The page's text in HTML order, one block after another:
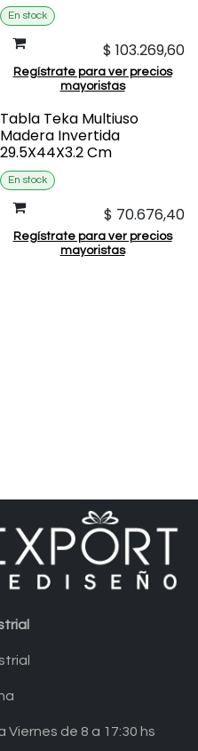
En stock
$ 103.269,60
Regístrate para ver precios
mayoristas
Tabla Teka Multiuso
Madera Invertida
29.5X44X3.2 Cm
En stock
$ 70.676,40
Regístrate para ver precios
mayoristas
de 8 a 17:30 hs